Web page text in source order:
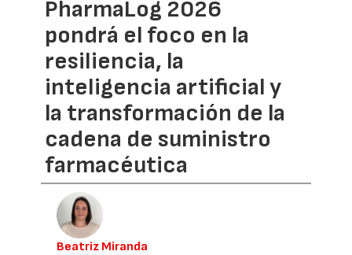
PharmaLog 2026
pondrá el foco en la
resiliencia, la
inteligencia artificial y
la transformación de la
cadena de suministro
farmacéutica
Beatriz Miranda